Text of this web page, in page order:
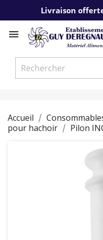
Livraison

Accueil
pour hachoir
Pilon